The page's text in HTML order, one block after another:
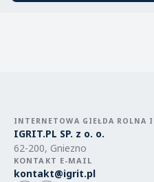
INTERNETOWA GIEŁDA ROLNA
IGRIT.PL SP. z o. o.
62-200, Gniezno
KONTAKT E-MAIL
kontakt@igrit.pl